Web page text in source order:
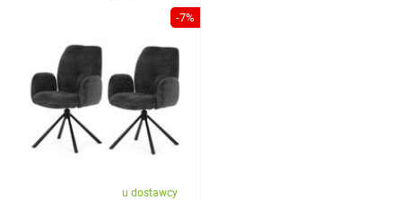
-7%
u dostawcy